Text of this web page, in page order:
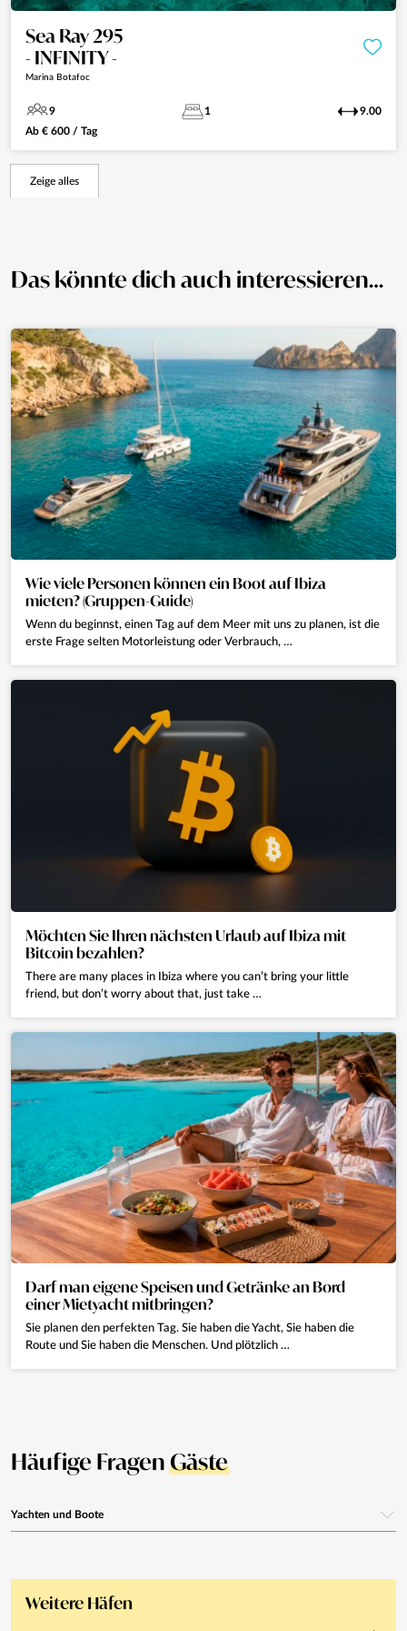
Sea Ray 295
- INFINITY -
Marina Botafoc
9 1
9.00
Ab € 600 / Tag
Zeige alles
Das könnte dich auch interessieren…
Wie viele Personen können ein Boot auf Ibiza
mieten? (Gruppen-Guide)
Wenn du beginnst, einen Tag auf dem Meer mit uns zu planen, ist die
erste Frage selten Motorleistung oder Verbrauch, …
Möchten Sie Ihren nächsten Urlaub auf Ibiza mit
Bitcoin bezahlen?
There are many places in Ibiza where you can’t bring your little
friend, but don’t worry about that, just take …
Darf man eigene Speisen und Getränke an Bord
einer Mietyacht mitbringen?
Sie planen den perfekten Tag. Sie haben die Yacht, Sie haben die
Route und Sie haben die Menschen. Und plötzlich …
Häufige FragenGäste
Yachten und Boote
Segelboote für Tagesausflüge, Sonnenuntergänge oder Events an Bord.
Weitere Häfen